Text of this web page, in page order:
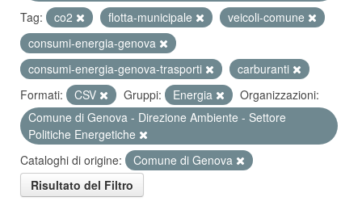
Tag:
co2 flotta-municipale
veicoli-comune
consumi-energia-genova
consumi-energia-genova-trasporti
carburanti
Formati:
CSV Gruppi: Energia
Organizzazioni:
Comune di Genova - Direzione Ambiente - Settore
Politiche Energetiche
Cataloghi di origine:
Comune di Genova
Risultato del Filtro